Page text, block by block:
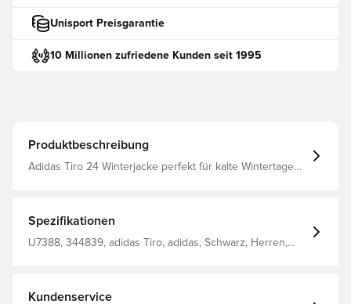
Unisport Preisgarantie
10 Millionen zufriedene Kunden seit 1995
Produktbeschreibung
Adidas Tiro 24 Winterjacke perfekt für kalte Wintertage
warm Standard-Passform Enthält mindestens 70%
recyceltes Material
Spezifikationen
IJ7388, 344839, adidas Tiro, adidas, Schwarz, Herren,
Kundenservice